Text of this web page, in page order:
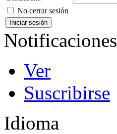
No cerrar sesión
Notificaciones
Ver
Suscribirse
Idioma